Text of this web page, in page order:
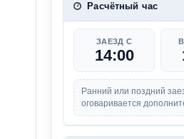
Расчётный час
ЗАЕЗД С
14:00
Ранний или поздний
оговаривается